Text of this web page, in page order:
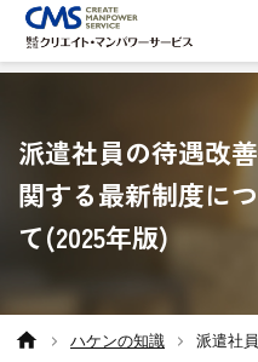
派遣で働く
派遣社員の待遇改
関する最新制度に
て(2025年版)
ハケンの知識 派遣社